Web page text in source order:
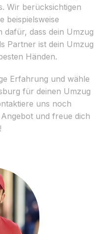
Wir berücksichtigen
beispielsweise
dafür, dass dein Umzug
Partner ist dein Umzug
Händen.
Erfahrung und wähle
für deinen Umzug
uns noch
und freue dich